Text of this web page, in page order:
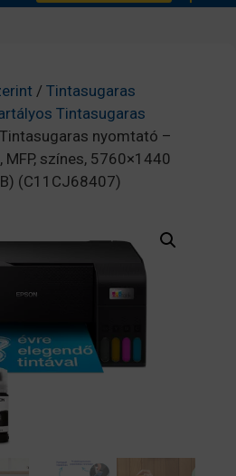
/ Tintasugaras
Tintasugaras
Tintasugaras nyomtató –
MFP, színes, 5760×1440
(C11CJ68407)